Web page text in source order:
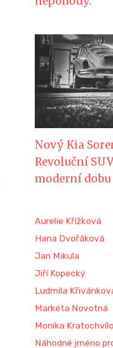
Nový Kia
Revoluční
moderní dobu
Aurelie Křížková
Hana Dvořáková
Jan Mikula
Jiří Kopecký
Ludmila
Markéta Novotná
Monika
Náhodné jméno